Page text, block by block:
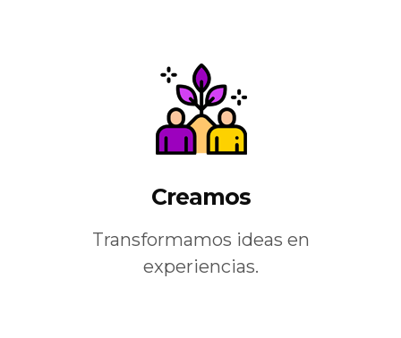
Creamos
Transformamos ideas en
experiencias.